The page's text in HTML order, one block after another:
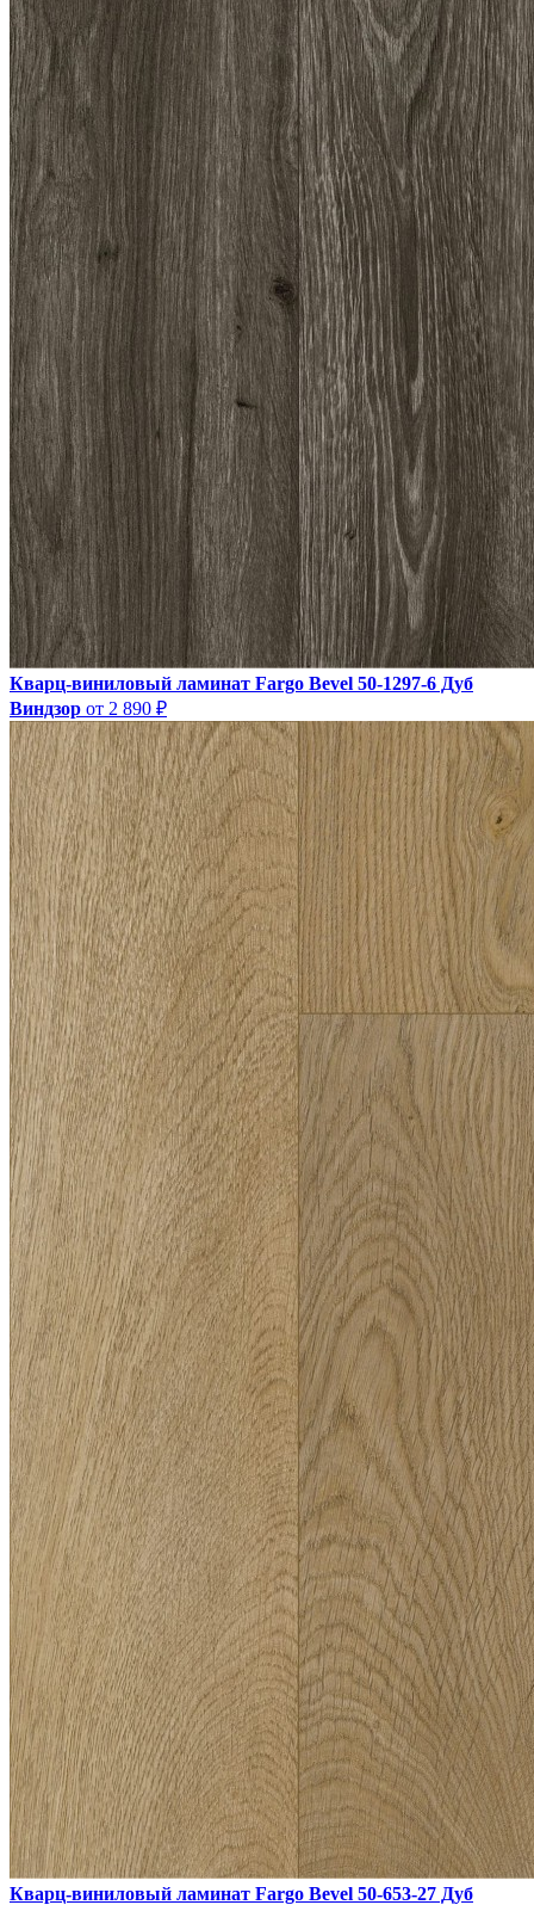
Кварц-виниловый ламинат Fargo Bevel 50-1297-6 Дуб
Виндзор от 2 890 ₽
Кварц-виниловый ламинат Fargo Bevel 50-653-27 Дуб